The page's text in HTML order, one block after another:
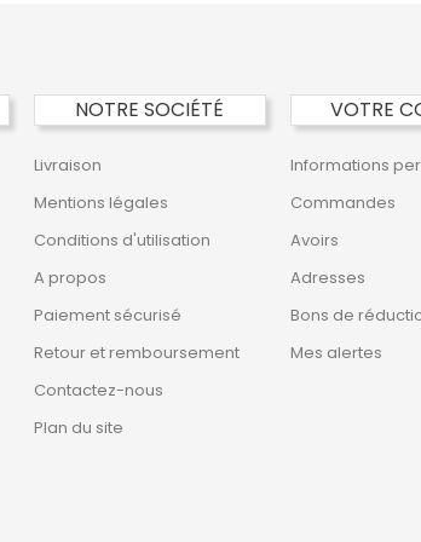
NOTRE SOCIÉTÉ
Livraison
Mentions légales
Conditions d'utilisation
A propos
Paiement sécurisé
Retour et remboursement
Contactez-nous
Plan du site
VOTRE
Informations
Commandes
Avoirs
Adresses
Bons de
Mes alertes